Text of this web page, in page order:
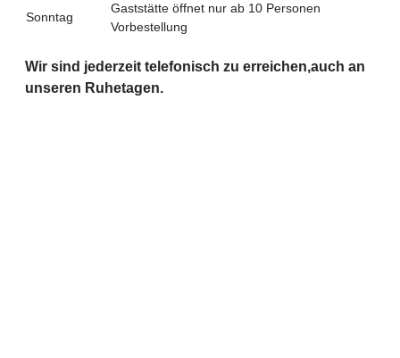
Sonntag
Gaststätte öffnet nur ab 10 Personen
Vorbestellung
Wir sind jederzeit telefonisch zu erreichen,auch an
unseren Ruhetagen.